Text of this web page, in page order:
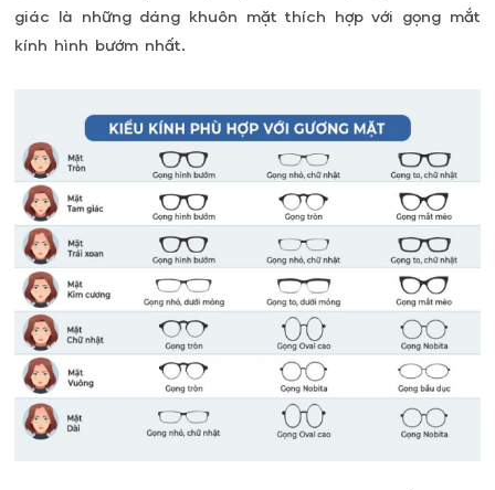
giác là những dáng khuôn mặt thích hợp với gọng mắt
kính hình bướm nhất.